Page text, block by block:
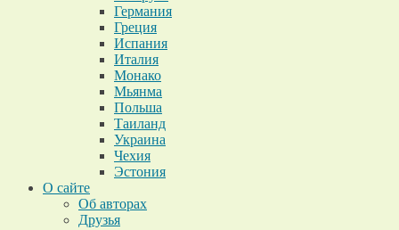
Германия
Греция
Испания
Италия
Монако
Мьянма
Польша
Таиланд
Украина
Чехия
Эстония
О сайте
Об авторах
Друзья